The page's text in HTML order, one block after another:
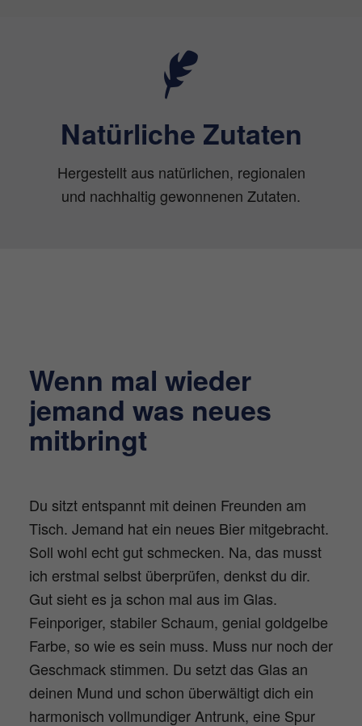
Natürliche Zutaten
Hergestellt aus natürlichen, regionalen
und nachhaltig gewonnenen Zutaten.
Wenn mal wieder
jemand was neues
mitbringt
Du sitzt entspannt mit deinen Freunden am
Tisch. Jemand hat ein neues Bier mitgebracht.
Soll wohl echt gut schmecken. Na, das musst
ich erstmal selbst überprüfen, denkst du dir.
Gut sieht es ja schon mal aus im Glas.
Feinporiger, stabiler Schaum, genial goldgelbe
Farbe, so wie es sein muss. Muss nur noch der
Geschmack stimmen. Du setzt das Glas an
deinen Mund und schon überwältigt dich ein
harmonisch vollmundiger Antrunk, eine Spur